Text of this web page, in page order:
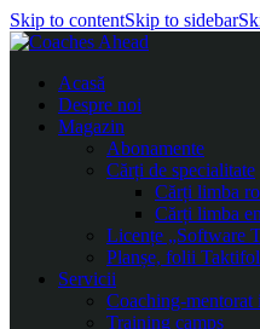
Skip to contentSkip to sidebar
Acasă
Despre noi
Magazin
Abonamente
Cărți de specialitate
Cărți limba
Cărți limba
Licențe „Software
Planșe, folii
Servicii
Coaching-
Training camps